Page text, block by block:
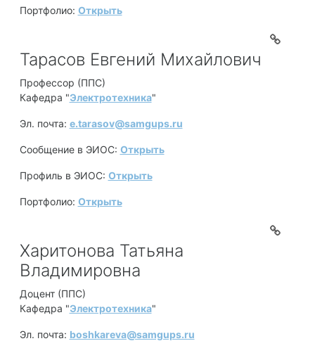
Портфолио: Открыть
Тарасов Евгений Михайлович
Профессор (ППС)
Кафедра "Электротехника"
Эл. почта: e.tarasov@samgups.ru
Сообщение в ЭИОС: Открыть
Профиль в ЭИОС: Открыть
Портфолио: Открыть
Харитонова Татьяна
Владимировна
Доцент (ППС)
Кафедра "Электротехника"
Эл. почта: boshkareva@samgups.ru